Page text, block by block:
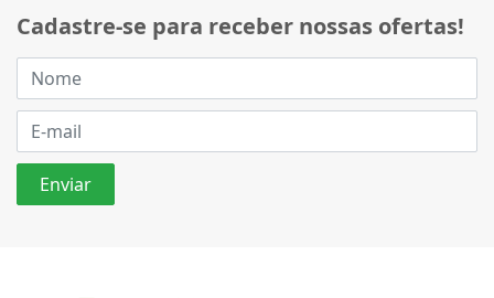
Cadastre-se para receber nossas ofertas!